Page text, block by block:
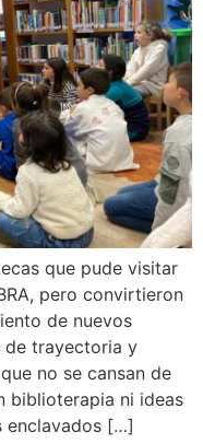
que pude visitar
pero convirtieron
de nuevos
de trayectoria y
no se cansan de
biblioterapia ni ideas
enclavados […]